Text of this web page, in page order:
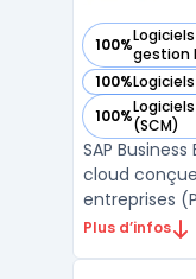
100%gestion
— voir SAP
100%
— voir SAP
100%(SCM)
— voir SAP
SAP
cloud
entreprises
intégré et
Plus d’infos